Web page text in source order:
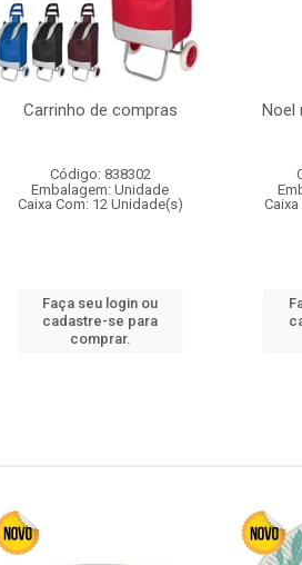
Carrinho de compras
Código: 838302
Embalagem: Unidade
Caixa Com: 12 Unidade(s)
Faça seu login ou
cadastre-se para
comprar.
Noel